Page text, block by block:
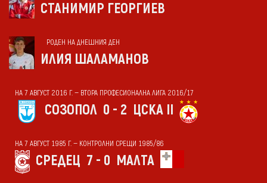
СТАНИМИР ГЕОРГИЕВ
РОДЕН НА ДНЕШНИЯ ДЕН
ИЛИЯ ШАЛАМАНОВ
НА 7 АВГУСТ 2016 Г. — ВТОРА ПРОФЕСИОНАЛНА ЛИГА 2016/17
СОЗОПОЛ 0 - 2 ЦСКА II
НА 7 АВГУСТ 1985 Г. — КОНТРОЛНИ СРЕЩИ 1985/86
СРЕДЕЦ 7 - 0 МАЛТА